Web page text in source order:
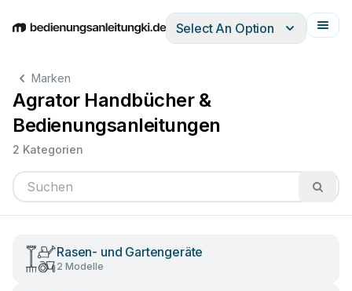
EnglishDeutschEspañolItalianoFrançais
Select An Option
Marken
Agrator Handbücher &
Bedienungsanleitungen
2 Kategorien
Rasen- und Gartengeräte
2 Modelle